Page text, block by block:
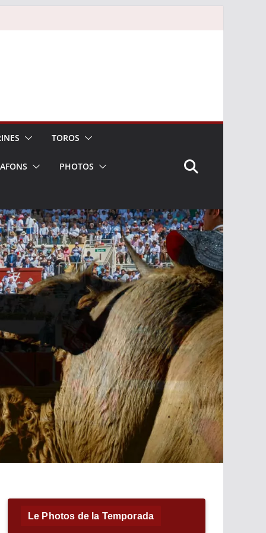
TOROS
PHOTOS
Le Photos de la Temporada